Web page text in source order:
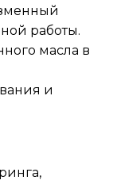
работы.
масла в
и